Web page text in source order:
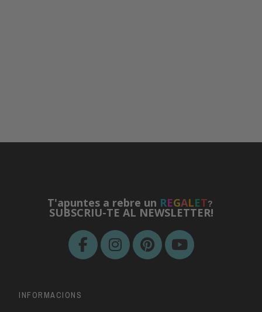
T'apuntes a rebre un REGALET?
SUBSCRIU-TE AL NEWSLETTER!
INFORMACIONS